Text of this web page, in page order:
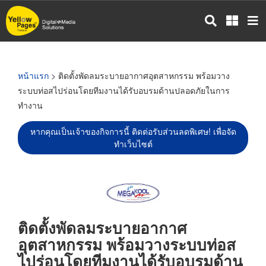
ข้าม
ไป
หน้าแรก > ติดตั้งพัดลมระบายอากาศอุตสาหกรรม พร้อมวาง
ระบบท่อสไปร่อนโดยทีมงานได้รับอบรมด้านปลอดภัยในการ
ทำงาน
หากคุณเป็นเจ้าของกิจการนี้ ติดต่อรับส่วนลดพิเศษ! เพื่อจัด
ทำเว็บไซต์
ติดตั้งพัดลมระบายอากาศ
อุตสาหกรรม พร้อมวางระบบท่อส
ไปร่อนโดยทีมงานได้รับอบรมด้าน